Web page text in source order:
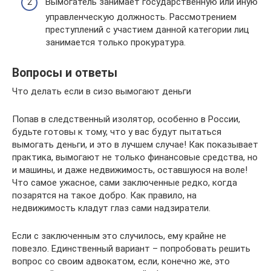
управленческую должность. Рассмотрением
преступлений с участием данной категории лиц
занимается только прокуратура.
Вопросы и ответы
Что делать если в сизо вымогают деньги
Попав в следственный изолятор, особенно в России,
будьте готовы к тому, что у вас будут пытаться
вымогать деньги, и это в лучшем случае! Как показывает
практика, вымогают не только финансовые средства, но
и машины, и даже недвижимость, оставшуюся на воле!
Что самое ужасное, сами заключенные редко, когда
позарятся на такое добро. Как правило, на
недвижимость кладут глаз сами надзиратели.
Если с заключенным это случилось, ему крайне не
повезло. Единственный вариант – попробовать решить
вопрос со своим адвокатом, если, конечно же, это